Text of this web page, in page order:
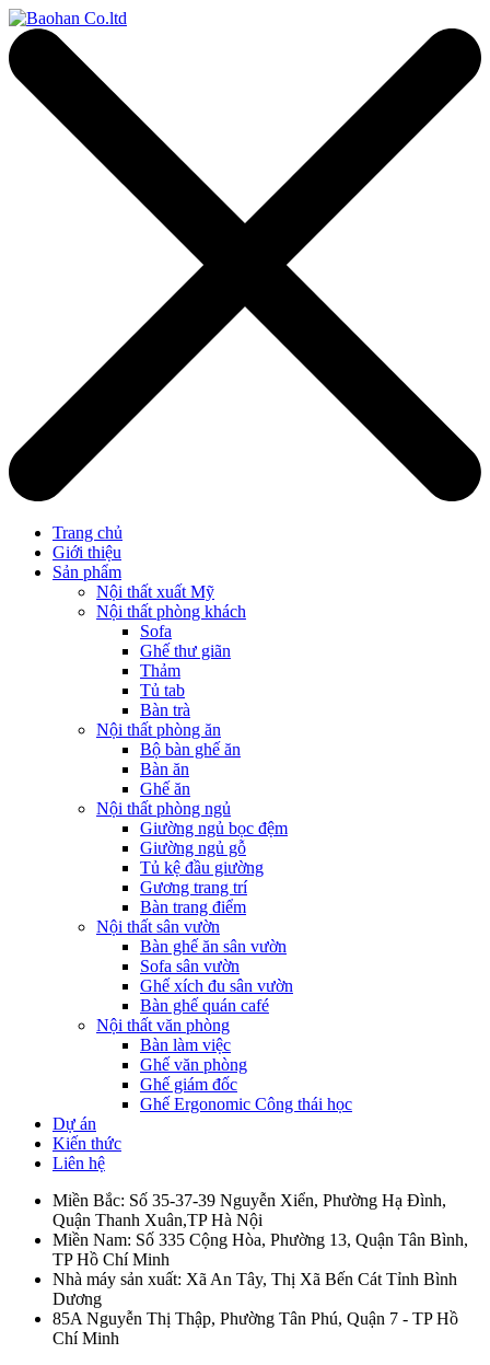
Trang chủ
Giới thiệu
Sản phẩm
Nội thất xuất Mỹ
Nội thất phòng khách
Sofa
Ghế thư giãn
Thảm
Tủ tab
Bàn trà
Nội thất phòng ăn
Bộ bàn ghế ăn
Bàn ăn
Ghế ăn
Nội thất phòng ngủ
Giường ngủ bọc đệm
Giường ngủ gỗ
Tủ kệ đầu giường
Gương trang trí
Bàn trang điểm
Nội thất sân vườn
Bàn ghế ăn sân vườn
Sofa sân vườn
Ghế xích đu sân vườn
Bàn ghế quán café
Nội thất văn phòng
Bàn làm việc
Ghế văn phòng
Ghế giám đốc
Ghế Ergonomic Công thái học
Dự án
Kiến thức
Liên hệ
Miền Bắc: Số 35-37-39 Nguyễn Xiển, Phường Hạ Đình,
Quận Thanh Xuân,TP Hà Nội
Miền Nam: Số 335 Cộng Hòa, Phường 13, Quận Tân Bình,
TP Hồ Chí Minh
Nhà máy sản xuất: Xã An Tây, Thị Xã Bến Cát Tỉnh Bình
Dương
85A Nguyễn Thị Thập, Phường Tân Phú, Quận 7 - TP Hồ
Chí Minh